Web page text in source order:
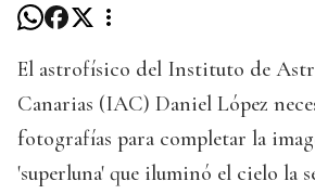
El astrofísico del Instituto de
Canarias (IAC) Daniel López
fotografías para completar la
'superluna' que iluminó el cielo la